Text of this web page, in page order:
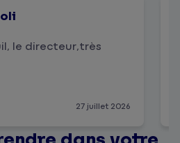
27 juillet 2026
le directeur,très